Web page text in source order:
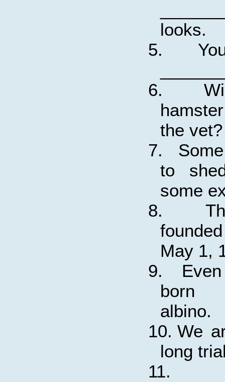
looks.
5.
6.
the vet?
7.
to
some
8.
May 1,
9.
born
albino.
10. We
long
11.